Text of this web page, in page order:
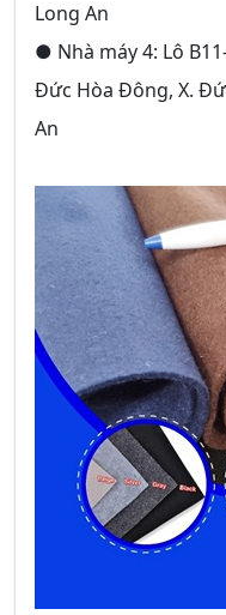
Long An
● Nhà máy 4: Lô
Đức Hòa Đông, X.
An